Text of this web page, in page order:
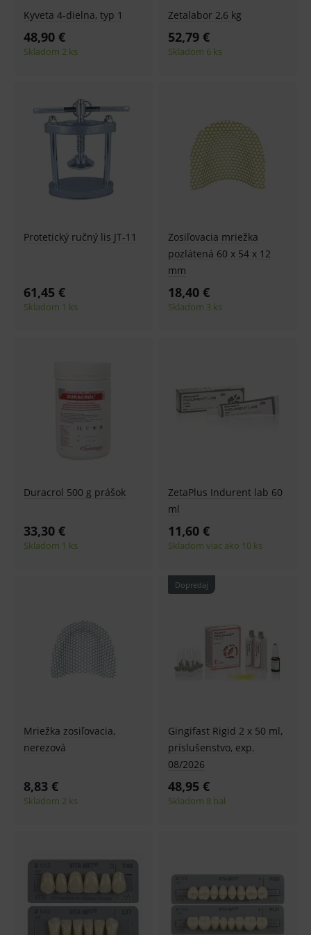
Kyveta 4-dielna, typ 1
48,90 €
Skladom 2 ks
Zetalabor 2,6 kg
52,79 €
Skladom 6 ks
Protetický ručný lis JT-11
61,45 €
Skladom 1 ks
Zosiľovacia mriežka
pozlátená 60 x 54 x 12
mm
18,40 €
Skladom 3 ks
Duracrol 500 g prášok
33,30 €
Skladom 1 ks
ZetaPlus Indurent lab 60
ml
11,60 €
Skladom viac ako 10 ks
Mriežka zosiľovacia,
nerezová
8,83 €
Skladom 2 ks
Dopredaj
Gingifast Rigid 2 x 50 ml,
príslušenstvo, exp.
08/2026
48,95 €
Skladom 8 bal